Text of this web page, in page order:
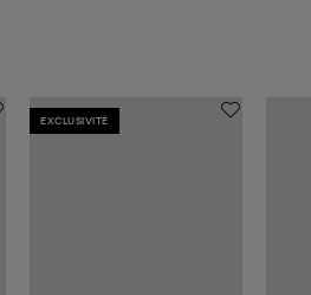
EXCLUSIVITÉ